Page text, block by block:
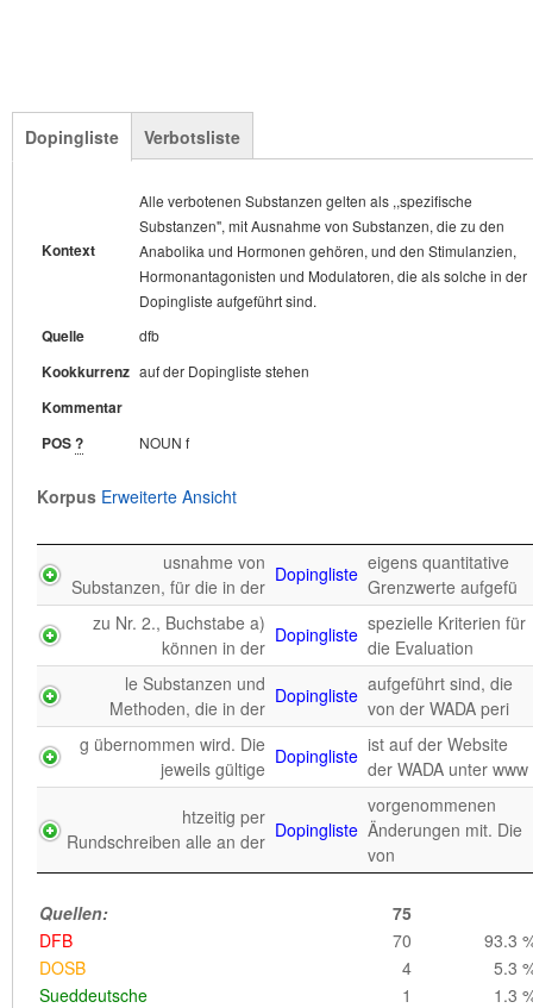
Dopingliste
Kontext
Alle verbotenen Substanzen gelten als ,,spezifische
Substanzen", mit Ausnahme von Substanzen, die zu den
Anabolika und Hormonen gehören, und den Stimulanzien,
Hormonantagonisten und Modulatoren, die als solche in der
Dopingliste aufgeführt sind.
Quelle dfb
Kookkurrenz auf der Dopingliste stehen
Kommentar
POS? NOUN f
Korpus Erweiterte Ansicht
usnahme von
Substanzen, für die in der
Dopingliste eigens quantitative
Grenzwerte aufgefü
zu Nr. 2., Buchstabe a)
können in der
Dopingliste spezielle Kriterien für
die Evaluation
le Substanzen und
Methoden, die in der
Dopingliste aufgeführt sind, die
von der WADA peri
g übernommen wird. Die
jeweils gültige
Dopingliste ist auf der Website
der WADA unter www
htzeitig per
Rundschreiben alle an der Dopingliste
vorgenommenen
Änderungen mit. Die
von
Quellen:
75
DFB
70
93.3
DOSB
4
5.3
Sueddeutsche
1 1.3
Verbotsliste
Actovegin steht nicht auf der Verbotsliste der WADA,
ausgenommen bei intravenöser Gabe durch Infusion.
Quelle dfb
auf der Verbotsliste stehen
Kommentar
POS? NOUN f
Korpus Erweiterte Ansicht
ren gab es eben noch
keine umfassende
n 2.0) WADA Prohibited
List 2012 NADA
2012 IOC Richtlinien
I IOC Social Me
ionen zum Thema Anti-
Doping, z.B. die
Verbotsliste
2010,
Videosequenzen zu
ADAMS, aktuel
r dynamischen Verweisung
auf die WADA-
, eine Umstellung
der Anzeigepraxis
de
e. Koffein wurde im Jahr
Verbotsliste genommen. Es steht
allerdings auf der
196
DFB
71
Innenministerium des Innern
30
15.3
Bundesministerium des Innern
3 1.5